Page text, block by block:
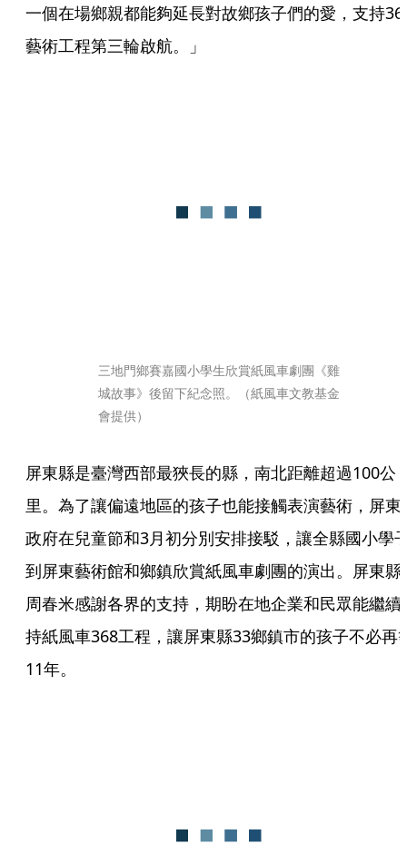
一個在場鄉親都能夠延長對故鄉孩子們的愛，支持
藝術工程第三輪啟航。」
三地門鄉賽嘉國小學生欣賞紙風車劇團《雞
城故事》後留下紀念照。（紙風車文教基金
會提供）
屏東縣是臺灣西部最狹長的縣，南北距離超過100公
里。為了讓偏遠地區的孩子也能接觸表演藝術，屏東
政府在兒童節和3月初分別安排接駁，讓全縣國小學
到屏東藝術館和鄉鎮欣賞紙風車劇團的演出。屏東縣
周春米感謝各界的支持，期盼在地企業和民眾能繼續
持紙風車368工程，讓屏東縣33鄉鎮市的孩子不必再
11年。